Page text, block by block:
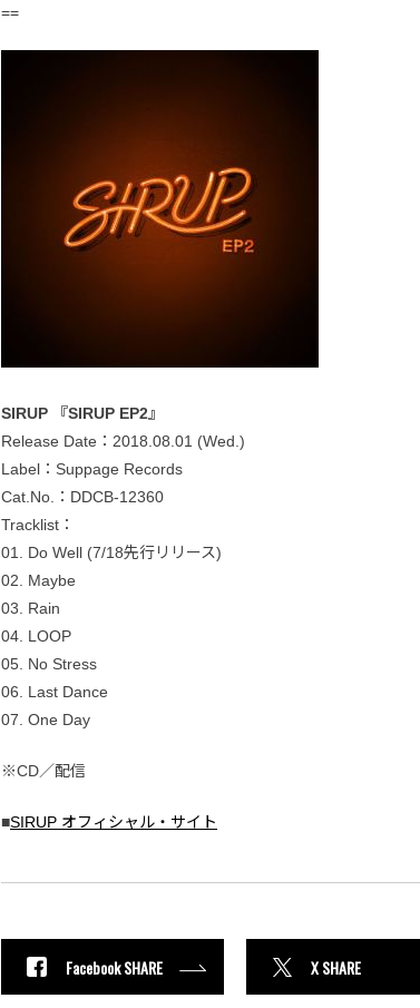
==
SIRUP 『SIRUP EP2』
Release Date：2018.08.01 (Wed.)
Label：Suppage Records
Cat.No.：DDCB-12360
Tracklist：
01. Do Well (7/18先行リリース)
02. Maybe
03. Rain
04. LOOP
05. No Stress
06. Last Dance
07. One Day
※CD／配信
■SIRUP オフィシャル・サイト
Facebook SHARE X SHARE